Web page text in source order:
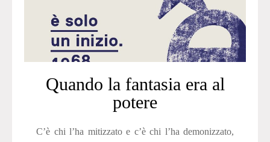
Quando la fantasia era al
potere
C’è chi l’ha mitizzato e c’è chi l’ha demonizzato,